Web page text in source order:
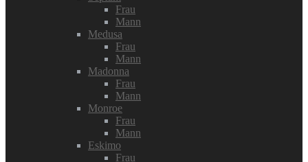
Frau
Mann
Medusa
Frau
Mann
Madonna
Frau
Mann
Monroe
Frau
Mann
Eskimo
Frau